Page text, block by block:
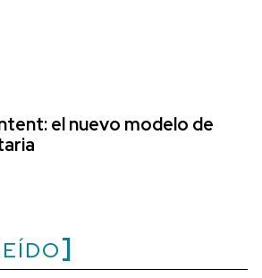
el nuevo modelo de